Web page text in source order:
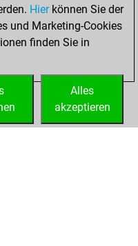
Hierkönnen Sie der
und Marketing-Cookies
finden Sie in
Alles
akzeptieren